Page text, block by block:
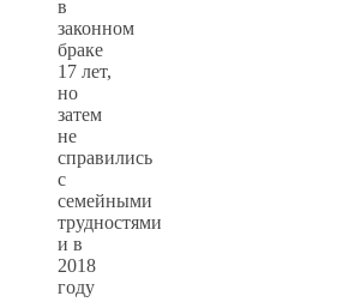
в
законном
браке
17 лет,
но
затем
не
справились
с
семейными
трудностями
и в
2018
году